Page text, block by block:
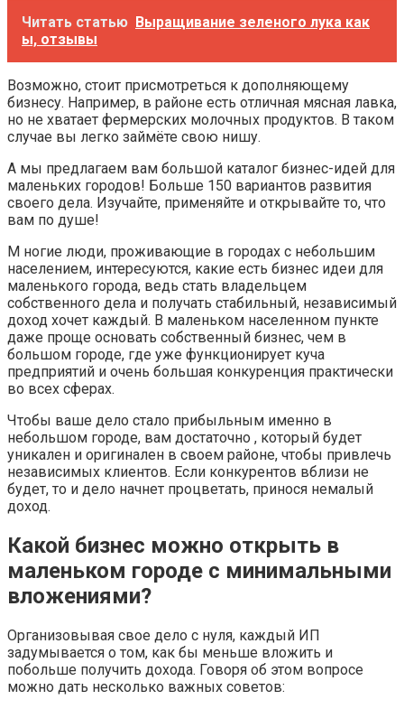
Читать статью Выращивание зеленого лука как
ы, отзывы
Возможно, стоит присмотреться к дополняющему
бизнесу. Например, в районе есть отличная мясная лавка,
но не хватает фермерских молочных продуктов. В таком
случае вы легко займёте свою нишу.
А мы предлагаем вам большой каталог бизнес-идей для
маленьких городов! Больше 150 вариантов развития
своего дела. Изучайте, применяйте и открывайте то, что
вам по душе!
М ногие люди, проживающие в городах с небольшим
населением, интересуются, какие есть бизнес идеи для
маленького города, ведь стать владельцем
собственного дела и получать стабильный, независимый
доход хочет каждый. В маленьком населенном пункте
даже проще основать собственный бизнес, чем в
большом городе, где уже функционирует куча
предприятий и очень большая конкуренция практически
во всех сферах.
Чтобы ваше дело стало прибыльным именно в
небольшом городе, вам достаточно , который будет
уникален и оригинален в своем районе, чтобы привлечь
независимых клиентов. Если конкурентов вблизи не
будет, то и дело начнет процветать, принося немалый
доход.
Какой бизнес можно открыть в
маленьком городе с минимальными
вложениями?
Организовывая свое дело с нуля, каждый ИП
задумывается о том, как бы меньше вложить и
побольше получить дохода. Говоря об этом вопросе
можно дать несколько важных советов: